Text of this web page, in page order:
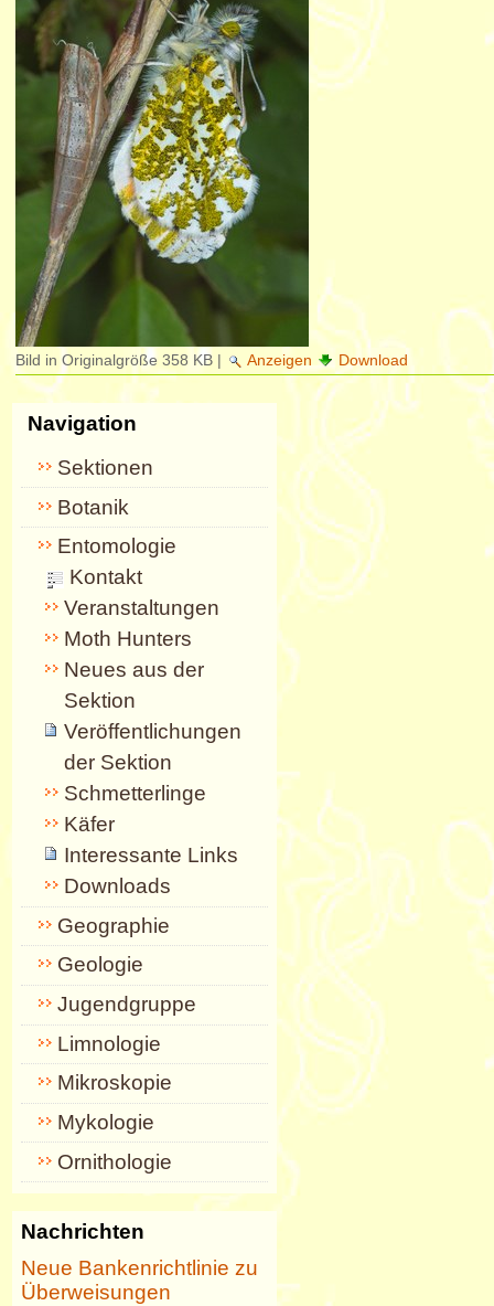
Bild in Originalgröße 358 KB | Anzeigen Download
Navigation
Sektionen
Botanik
Entomologie
Kontakt
Veranstaltungen
Moth Hunters
Neues aus der
Sektion
Veröffentlichungen
der Sektion
Schmetterlinge
Käfer
Interessante Links
Downloads
Geographie
Geologie
Jugendgruppe
Limnologie
Mikroskopie
Mykologie
Ornithologie
Nachrichten
Neue Bankenrichtlinie zu
Überweisungen